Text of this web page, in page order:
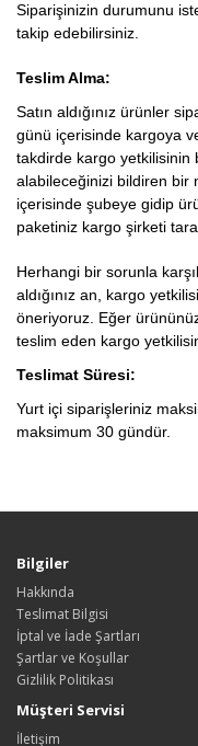
Siparişinizin durumunu
takip edebilirsiniz.
Teslim Alma:
Satın aldığınız ürünler
günü içerisinde kargoya
takdirde kargo yetkilisinin
alabileceğinizi bildiren bir
içerisinde şubeye gidip
paketiniz kargo şirketi
Herhangi bir sorunla
aldığınız an, kargo
öneriyoruz. Eğer
teslim eden kargo
Teslimat Süresi:
Yurt içi siparişleriniz
maksimum 30 gündür.
Bilgiler
Hakkında
Teslimat Bilgisi
İptal ve İade Şartları
Şartlar ve Koşullar
Gizlilik Politikası
Müşteri Servisi
İletişim